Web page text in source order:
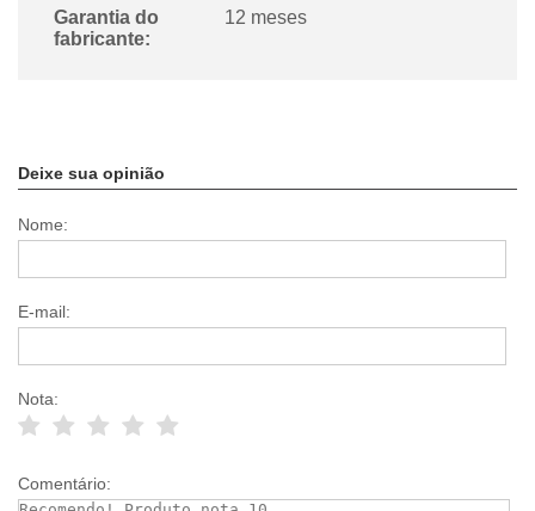
Garantia do
fabricante:
12 meses
Deixe sua opinião
Nome:
E-mail:
Nota:
Comentário: